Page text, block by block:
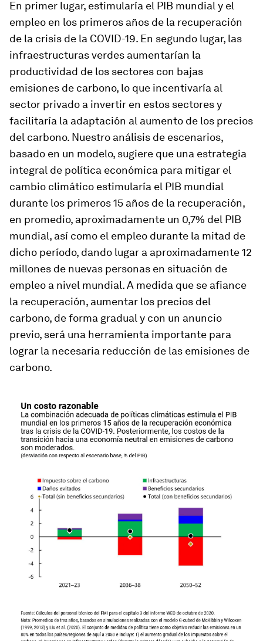
En primer lugar, estimularía el PIB mundial y el
empleo en los primeros años de la recuperación
de la crisis de la COVID-19. En segundo lugar, las
infraestructuras verdes aumentarían la
productividad de los sectores con bajas
emisiones de carbono, lo que incentivaría al
sector privado a invertir en estos sectores y
facilitaría la adaptación al aumento de los precios
del carbono. Nuestro análisis de escenarios,
basado en un modelo, sugiere que una estrategia
integral de política económica para mitigar el
cambio climático estimularía el PIB mundial
durante los primeros 15 años de la recuperación,
en promedio, aproximadamente un 0,7% del PIB
mundial, así como el empleo durante la mitad de
dicho período, dando lugar a aproximadamente 12
millones de nuevas personas en situación de
empleo a nivel mundial. A medida que se afiance
la recuperación, aumentar los precios del
carbono, de forma gradual y con un anuncio
previo, será una herramienta importante para
lograr la necesaria reducción de las emisiones de
carbono.